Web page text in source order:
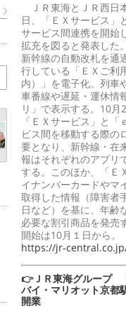
ＪＲ東海とＪＲ西日
日、「ＥＸサービス」
サービス間連携を開始
拡充を図ると発表した
新幹線の自動改札を通
行している「ＥＸご利
内）」を電子化。列車
車番線や遅延・運休情
リ」で表示する。10月
「ＥＸサービス」と「
ビス間を移動する際の
要となり、新幹線・在
報はそれぞれのアプリ
する。このほか、「Ｅ
イナンバーカードやマ
取得した情報（障害者
日など）を基に、年齢
必要な割引商品を発売
開始は10月１日から。
https://jr-
👉ＪＲ東海グループ
バイ・マリオット京都
開業